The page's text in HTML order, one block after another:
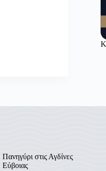
Πανηγύρι στις Αγδίνες
Εύβοιας